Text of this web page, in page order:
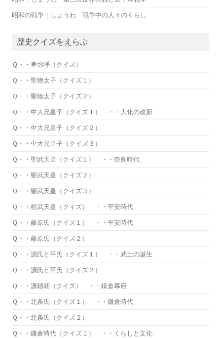
昭和の戦争｜しょうわ 戦争中の人々のくらし
歴史クイズをえらぶ
Ｑ・・卑弥呼（クイズ）
Ｑ・・聖徳太子（クイズ１）
Ｑ・・聖徳太子（クイズ２）
Ｑ・・中大兄皇子（クイズ１） ・・大化の改新
Ｑ・・中大兄皇子（クイズ２）
Ｑ・・中大兄皇子（クイズ３）
Ｑ・・聖武天皇（クイズ１） ・・奈良時代
Ｑ・・聖武天皇（クイズ２）
Ｑ・・聖武天皇（クイズ３）
Ｑ・・桓武天皇（クイズ） ・・平安時代
Ｑ・・藤原氏（クイズ１） ・・平安時代
Ｑ・・藤原氏（クイズ２）
Ｑ・・源氏と平氏（クイズ１） ・・武士の誕生
Ｑ・・源氏と平氏（クイズ２）
Ｑ・・源頼朝（クイズ） ・・鎌倉幕府
Ｑ・・北条氏（クイズ１） ・・鎌倉時代
Ｑ・・北条氏（クイズ２）
Ｑ・・鎌倉時代（クイズ１） ・・くらしと文化